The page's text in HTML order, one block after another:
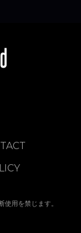
用を禁じます。